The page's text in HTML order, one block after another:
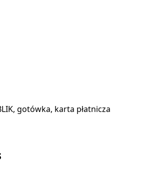
gotówka, karta płatnicza